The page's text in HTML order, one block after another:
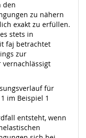
den
zu nähern
exakt zu erfüllen.
stets in
faj betrachtet
zur
vernachlässigt
für
im Beispiel 1
entsteht, wenn